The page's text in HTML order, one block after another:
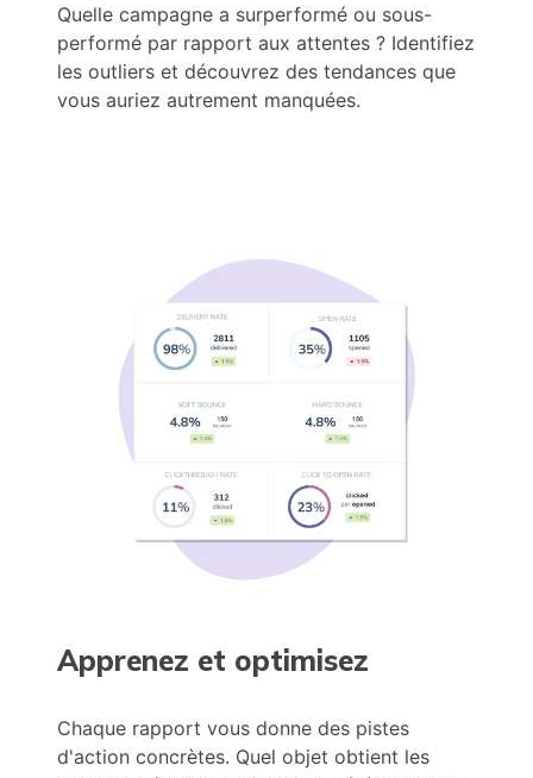
Quelle campagne a surperformé ou sous-
performé par rapport aux attentes ? Identifiez
les outliers et découvrez des tendances que
vous auriez autrement manquées.
Apprenez et optimisez
Chaque rapport vous donne des pistes
d'action concrètes. Quel objet obtient les